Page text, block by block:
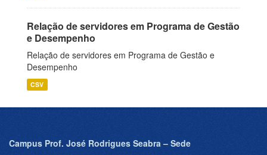
Relação de servidores em Programa de Gestão
e Desempenho
Relação de servidores em Programa de Gestão e
Desempenho
CSV
Campus Prof. José Rodrigues Seabra – Sede